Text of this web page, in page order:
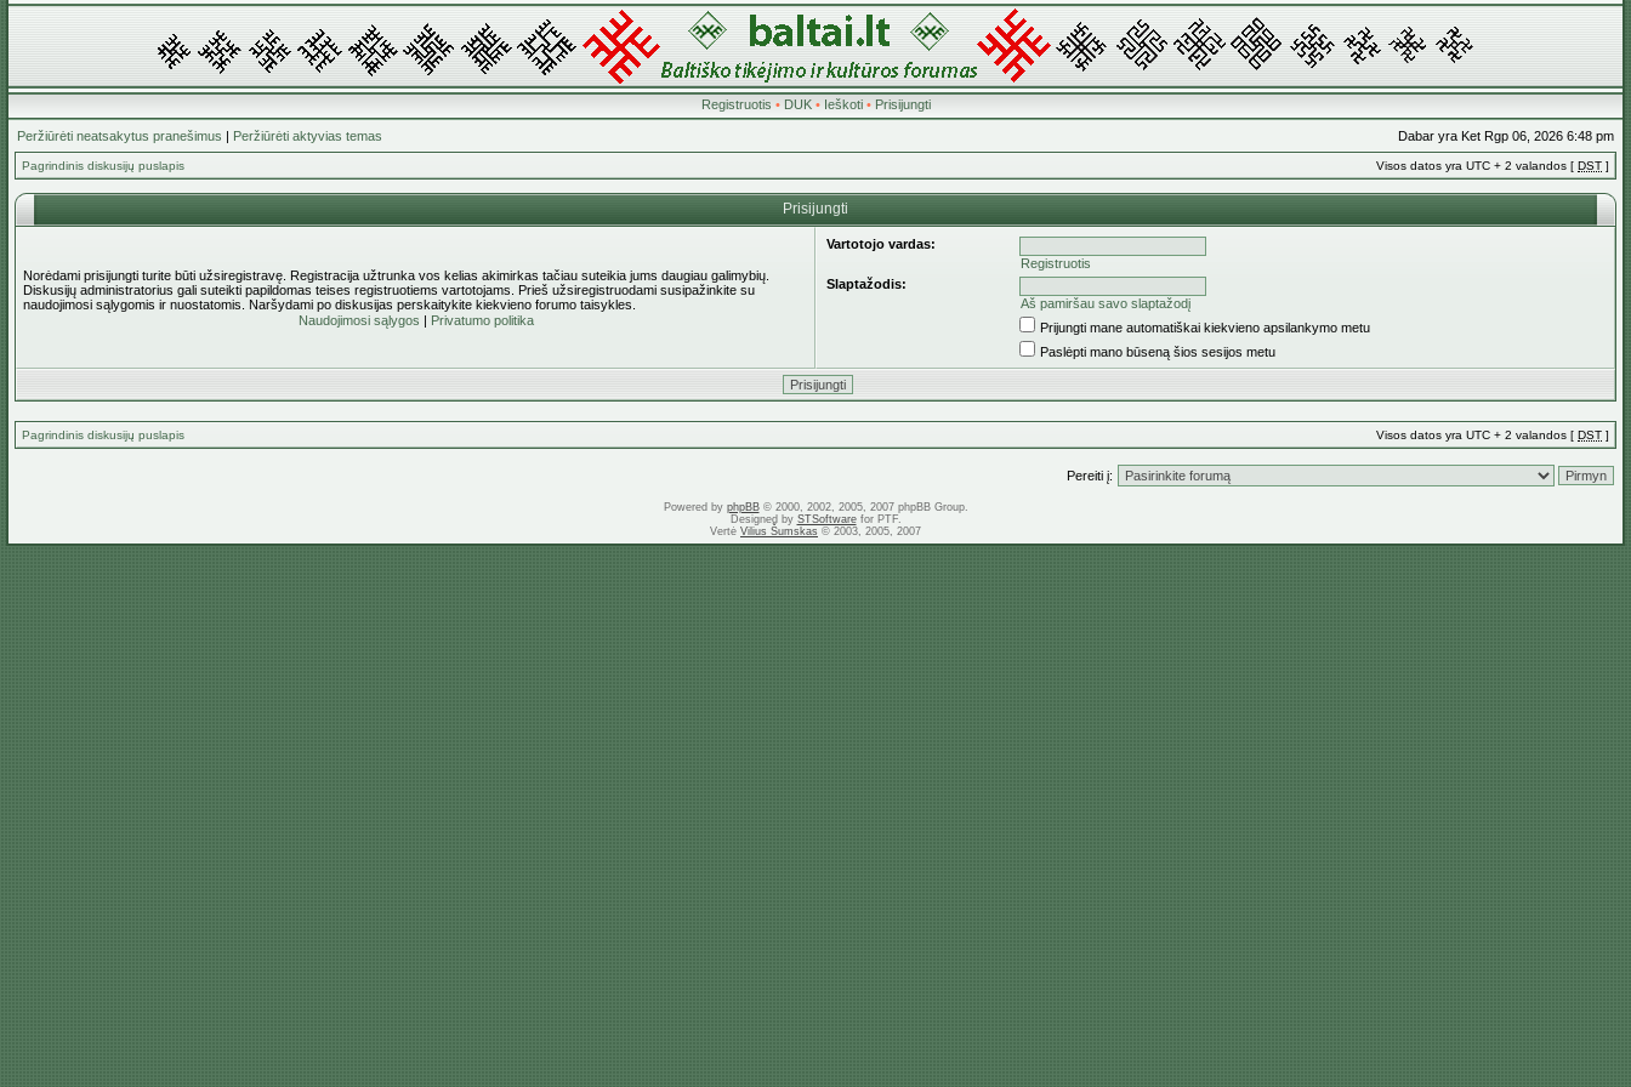
Registruotis • DUK• Ieškoti• Prisijungti
Peržiūrėti neatsakytus pranešimus | Peržiūrėti aktyvias temas Dabar yra Ket Rgp 06, 2026 6:48 pm
Pagrindinis diskusijų puslapis Visos datos yra UTC + 2 valandos [ DST ]
Prisijungti
Norėdami prisijungti turite būti užsiregistravę. Registracija užtrunka vos kelias akimirkas tačiau suteikia jums daugiau galimybių.
Diskusijų administratorius gali suteikti papildomas teises registruotiems vartotojams. Prieš užsiregistruodami susipažinkite su
naudojimosi sąlygomis ir nuostatomis. Naršydami po diskusijas perskaitykite kiekvieno forumo taisykles.
Naudojimosi sąlygos | Privatumo politika
Vartotojo vardas:
Registruotis
Slaptažodis:
Aš pamiršau savo slaptažodį
Prijungti mane automatiškai kiekvieno apsilankymo metu
Paslėpti mano būseną šios sesijos metu
Pagrindinis diskusijų puslapis Visos datos yra UTC + 2 valandos [ DST ]
Pereiti į:
Powered by phpBB© 2000, 2002, 2005, 2007 phpBB Group.
Designed by STSoftwarefor PTF.
Vertė Vilius Šumskas © 2003, 2005, 2007